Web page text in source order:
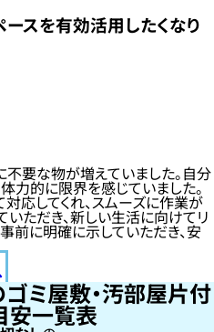
スを有効活用したくなり
要な物が増えていました。自分
力的に限界を感じていました。
応してくれ、スムーズに作業が
ただき、新しい生活に向けてリ
前に明確に示していただき、安
ミ屋敷・汚部屋片付
安一覧表